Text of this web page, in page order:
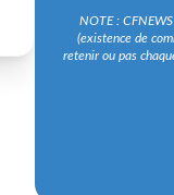
NOTE :
(existence de
retenir ou pas